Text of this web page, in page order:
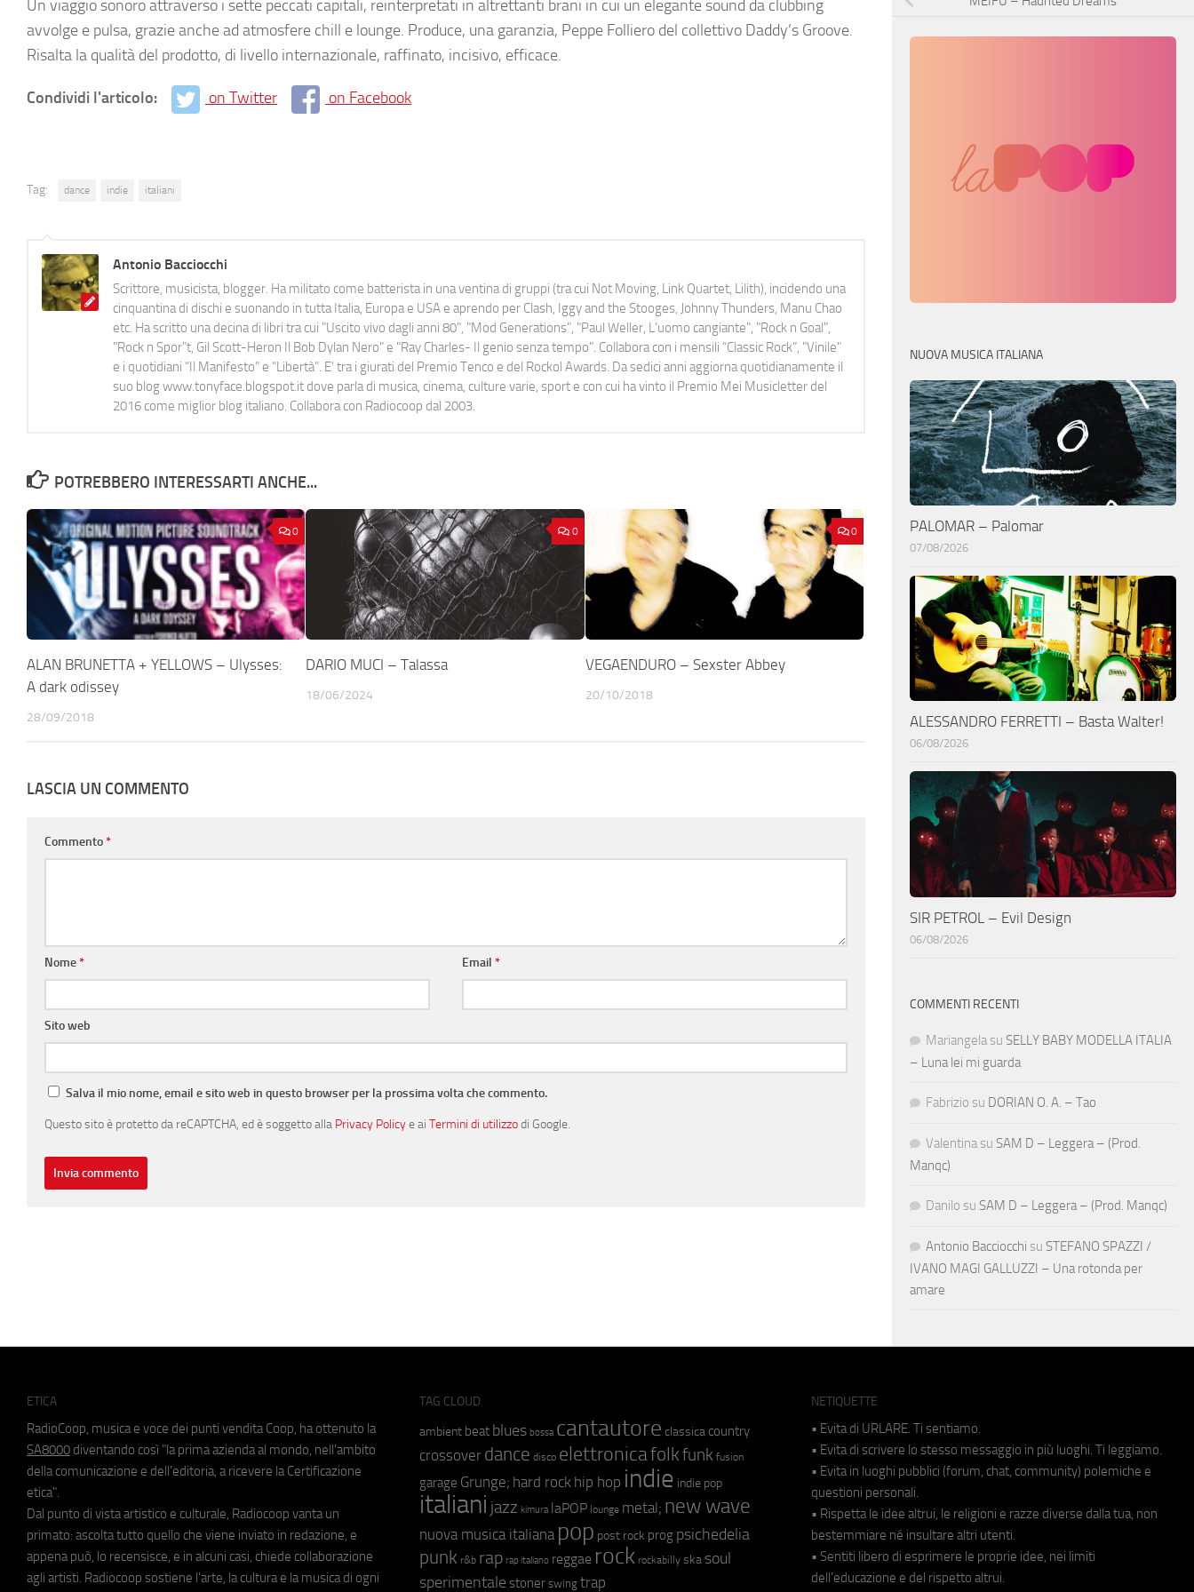
Un viaggio sonoro attraverso i sette peccati capitali, reinterpretati in altrettanti brani in cui un elegante sound da clubbing
avvolge e pulsa, grazie anche ad atmosfere chill e lounge. Produce, una garanzia, Peppe Folliero del collettivo Daddy’s Groove.
Risalta la qualità del prodotto, di livello internazionale, raffinato, incisivo, efficace.
Condividi l'articolo: on Twitter on Facebook
Tag: dance indie italiani
Antonio Bacciocchi
Scrittore, musicista, blogger. Ha militato come batterista in una ventina di gruppi (tra cui Not Moving, Link Quartet, Lilith), incidendo una
cinquantina di dischi e suonando in tutta Italia, Europa e USA e aprendo per Clash, Iggy and the Stooges, Johnny Thunders, Manu Chao
etc. Ha scritto una decina di libri tra cui "Uscito vivo dagli anni 80", "Mod Generations", "Paul Weller, L’uomo cangiante", "Rock n Goal",
"Rock n Spor"t, Gil Scott-Heron Il Bob Dylan Nero" e "Ray Charles- Il genio senza tempo". Collabora con i mensili “Classic Rock”, "Vinile"
e i quotidiani “Il Manifesto” e “Libertà”. E' tra i giurati del Premio Tenco e del Rockol Awards. Da sedici anni aggiorna quotidianamente il
suo blog www.tonyface.blogspot.it dove parla di musica, cinema, culture varie, sport e con cui ha vinto il Premio Mei Musicletter del
2016 come miglior blog italiano. Collabora con Radiocoop dal 2003.
POTREBBERO INTERESSARTI ANCHE...
0
ALAN BRUNETTA + YELLOWS – Ulysses:
A dark odissey
28/09/2018
0
DARIO MUCI – Talassa
18/06/2024
0
VEGAENDURO – Sexster Abbey
20/10/2018
LASCIA UN COMMENTO
Commento*
Nome* Email*
Sito web
Salva il mio nome, email e sito web in questo browser per la prossima volta che commento.
Questo sito è protetto da reCAPTCHA, ed è soggetto alla Privacy Policye ai Termini di utilizzodi Google.
NUOVA MUSICA ITALIANA
PALOMAR – Palomar
07/08/2026
ALESSANDRO FERRETTI – Basta Walter!
06/08/2026
SIR PETROL – Evil Design
06/08/2026
COMMENTI RECENTI
Mariangela su SELLY BABY MODELLA ITALIA
– Luna lei mi guarda
Fabrizio su DORIAN O. A. – Tao
Valentina su SAM D – Leggera – (Prod.
Manqc)
Danilo su SAM D – Leggera – (Prod. Manqc)
Antonio Bacciocchi su STEFANO SPAZZI /
IVANO MAGI GALLUZZI – Una rotonda per
amare
ETICA
RadioCoop, musica e voce dei punti vendita Coop, ha ottenuto la
SA8000 diventando così "la prima azienda al mondo, nell'ambito
della comunicazione e dell'editoria, a ricevere la Certificazione
etica".
Dal punto di vista artistico e culturale, Radiocoop vanta un
primato: ascolta tutto quello che viene inviato in redazione, e
appena può, lo recensisce, e in alcuni casi, chiede collaborazione
agli artisti. Radiocoop sostiene l'arte, la cultura e la musica di ogni
TAG CLOUD
ambient beat blues bossa cantautore classica country
crossover dance disco elettronicafolkfunk fusion
garage Grunge; hard rock hip hop indie indie pop
italiani jazz kimura laPOP lounge metal; new wave
nuova musica italiana pop post rock prog psichedelia
punk r&b rap rap italiano reggae rock rockabilly ska soul
sperimentale stoner swing trap
NETIQUETTE
• Evita di URLARE. Ti sentiamo.
• Evita di scrivere lo stesso messaggio in più luoghi. Ti leggiamo.
• Evita in luoghi pubblici (forum, chat, community) polemiche e
questioni personali.
• Rispetta le idee altrui, le religioni e razze diverse dalla tua, non
bestemmiare né insultare altri utenti.
• Sentiti libero di esprimere le proprie idee, nei limiti
dell'educazione e del rispetto altrui.